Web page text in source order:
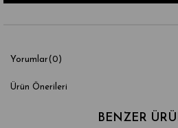
Yorumlar(0)
Ürün Önerileri
BENZER